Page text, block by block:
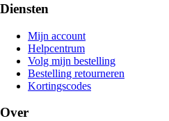
Diensten
Mijn account
Helpcentrum
Volg mijn bestelling
Bestelling retourneren
Kortingscodes
Over